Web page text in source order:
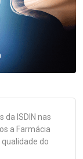
da ISDIN nas
a Farmácia
do